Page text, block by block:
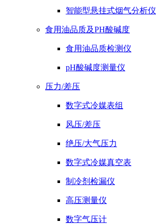
智能型悬挂式烟气分析仪
食用油品质及PH酸碱度
食用油品质检测仪
pH酸碱度测量仪
压力/差压
数字式冷媒表组
风压/差压
绝压/大气压力
数字式冷媒真空表
制冷剂检漏仪
高压测量仪
数字气压计